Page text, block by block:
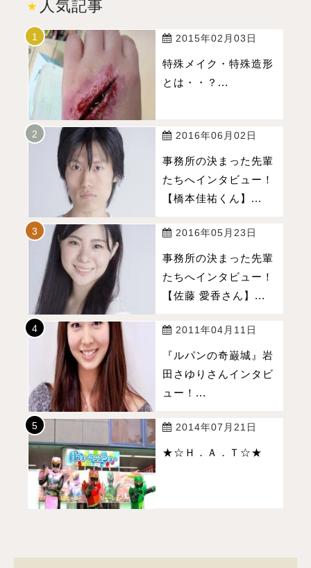
人気記事
2015年02月03日
特殊メイク・特殊造形
とは・・？...
2016年06月02日
事務所の決まった先輩
たちへインタビュー！
【橋本佳祐くん】...
2016年05月23日
事務所の決まった先輩
たちへインタビュー！
【佐藤 愛香さん】...
2011年04月11日
『ルパンの奇巌城』岩
田さゆりさんインタビ
ュー！...
2014年07月21日
★☆Ｈ．Ａ．Ｔ☆★